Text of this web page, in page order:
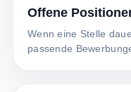
Offene
Wenn eine Stelle
passende